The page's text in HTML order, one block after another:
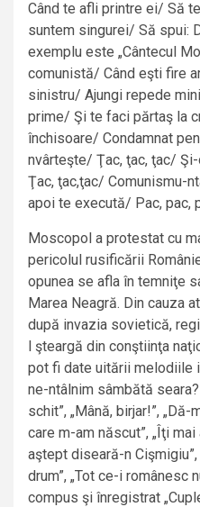
Când te afli printre ei/ Să
suntem singurei/ Să spui:
exemplu este „Cântecul
comunistă/ Când eşti fire
sinistru/ Ajungi repede
prime/ Şi te faci părtaş la
închisoare/ Condamnat
nvârteşte/ Ţac, ţac, ţac/
Ţac, ţac,ţac/ Comunismu-
apoi te execută/ Pac, pac,
Moscopol a protestat cu
pericolul rusificării
opunea se afla în temniţe
Marea Neagră. Din cauza
după invazia sovietică,
l şteargă din conştiinţa
pot fi date uitării melodiile
ne-ntâlnim sâmbătă
schit”, „Mână, birjar!”,
care m-am născut”, „Îţi
aştept diseară-n
drum”, „Tot ce-i românesc
compus şi înregistrat